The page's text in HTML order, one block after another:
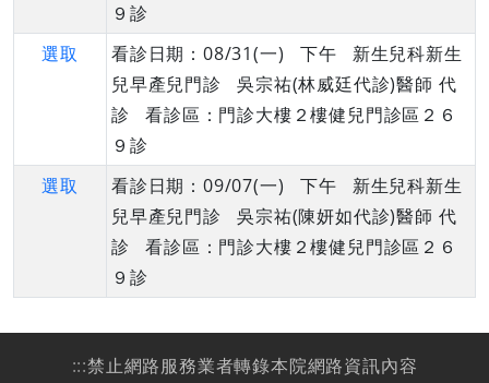
９診
選取
看診日期：08/31(一) 下午 新生兒科新生
兒早產兒門診 吳宗祐(林威廷代診)醫師 代
診 看診區：門診大樓２樓健兒門診區２６
９診
選取
看診日期：09/07(一) 下午 新生兒科新生
兒早產兒門診 吳宗祐(陳妍如代診)醫師 代
診 看診區：門診大樓２樓健兒門診區２６
９診
:::禁止網路服務業者轉錄本院網路資訊內容